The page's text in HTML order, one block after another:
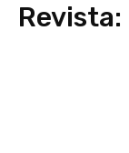
Revista: